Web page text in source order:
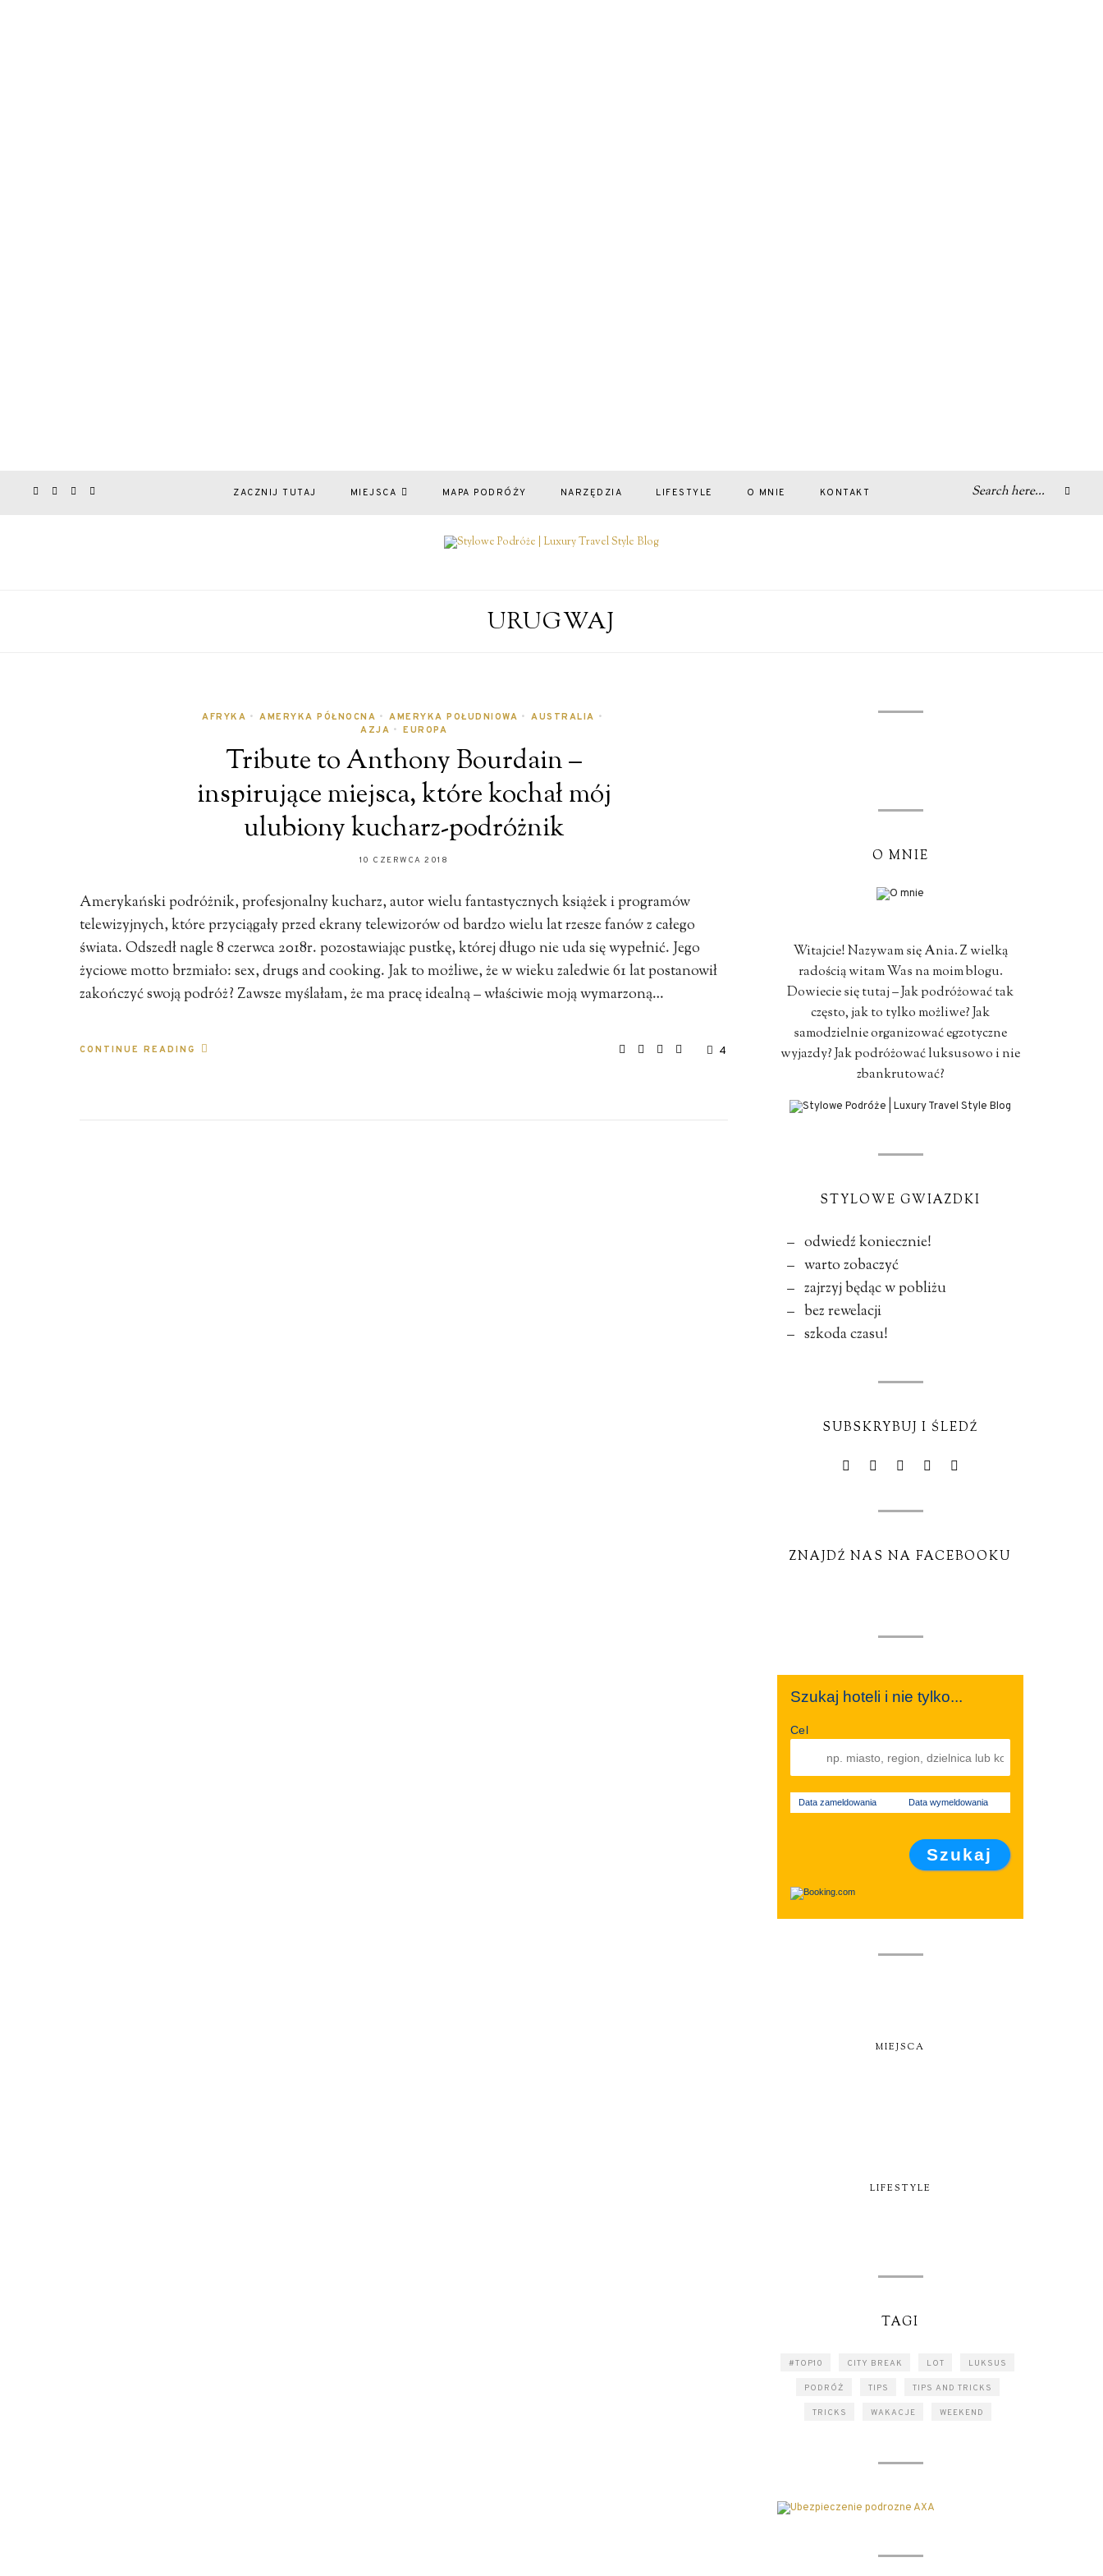
ZACZNIJ TUTAJ MIEJSCA MAPA PODRÓŻY NARZĘDZIA LIFESTYLE O MNIE KONTAKT
URUGWAJ
AFRYKA • AMERYKA PÓŁNOCNA • AMERYKA POŁUDNIOWA • AUSTRALIA •
AZJA • EUROPA
Tribute to Anthony Bourdain –
inspirujące miejsca, które kochał mój
ulubiony kucharz-podróżnik
10 CZERWCA 2018
Amerykański podróżnik, profesjonalny kucharz, autor wielu fantastycznych książek i programów
telewizyjnych, które przyciągały przed ekrany telewizorów od bardzo wielu lat rzesze fanów z całego
świata. Odszedł nagle 8 czerwca 2018r. pozostawiając pustkę, której długo nie uda się wypełnić. Jego
życiowe motto brzmiało: sex, drugs and cooking. Jak to możliwe, że w wieku zaledwie 61 lat postanowił
zakończyć swoją podróż? Zawsze myślałam, że ma pracę idealną – właściwie moją wymarzoną…
CONTINUE READING 4
O MNIE
Witajcie! Nazywam się Ania. Z wielką
radością witam Was na moim blogu.
Dowiecie się tutaj – Jak podróżować tak
często, jak to tylko możliwe? Jak
samodzielnie organizować egzotyczne
wyjazdy? Jak podróżować luksusowo i nie
zbankrutować?
STYLOWE GWIAZDKI
– odwiedź koniecznie!
– warto zobaczyć
– zajrzyj będąc w pobliżu
– bez rewelacji
– szkoda czasu!
SUBSKRYBUJ I ŚLEDŹ
ZNAJDŹ NAS NA FACEBOOKU
Szukaj hoteli i nie tylko...
Cel
Data zameldowania Data wymeldowania
MIEJSCA
LIFESTYLE
TAGI
#TOP10 CITY BREAK LOT LUKSUS
PODRÓŻ TIPS TIPS AND TRICKS
TRICKS WAKACJE WEEKEND